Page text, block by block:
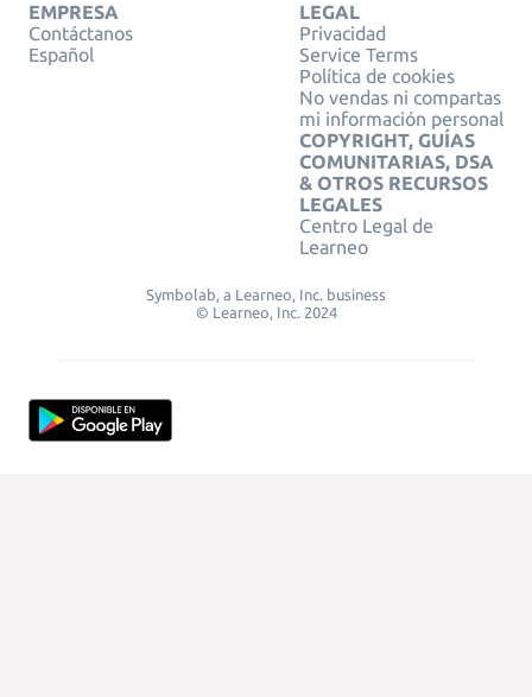
EMPRESA
Contáctanos
Español
LEGAL
Privacidad
Service Terms
Política de cookies
No vendas ni compartas
mi información personal
COPYRIGHT, GUÍAS
COMUNITARIAS, DSA
& OTROS RECURSOS
LEGALES
Centro Legal de
Learneo
Symbolab, a Learneo, Inc. business
© Learneo, Inc. 2024